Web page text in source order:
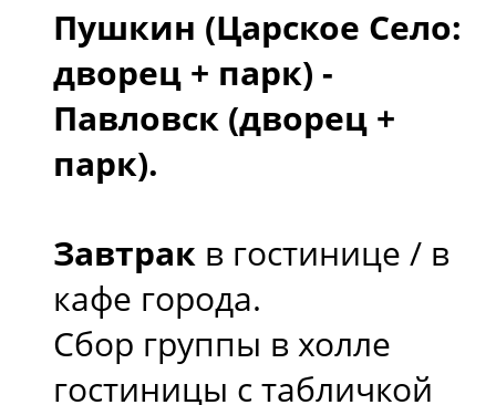
Пушкин (Царское Село:
дворец + парк) -
Павловск (дворец +
парк).
Завтрак в гостинице / в
кафе города.
Сбор группы в холле
гостиницы с табличкой